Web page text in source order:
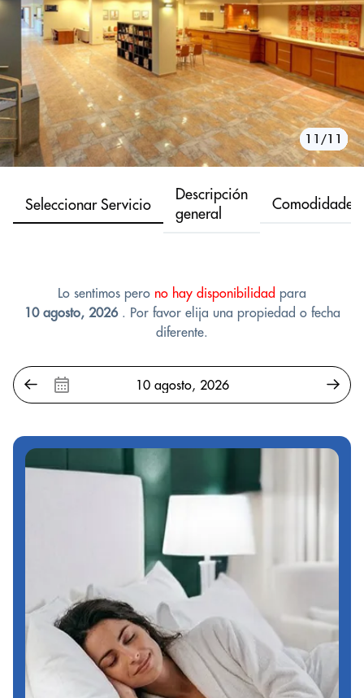
1/11
2/11
3/11
4/11
5/11
6/11
7/11
8/11
9/11
10/11
11/11
Seleccionar Servicio
Descripción
general
Comodidades
Lo sentimos pero no hay disponibilidad para
10 agosto, 2026. Por favor elija una propiedad o fecha
diferente.